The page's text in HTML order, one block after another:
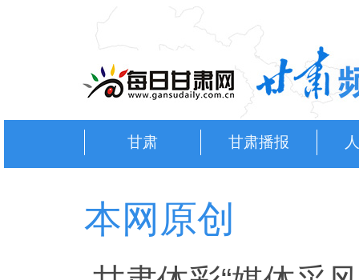
甘肃 甘肃播报
本网原创